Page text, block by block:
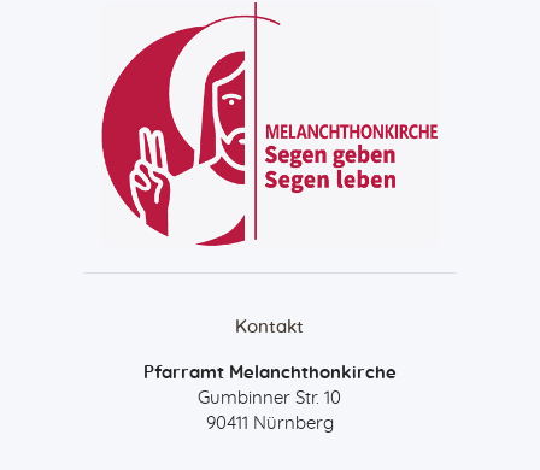
Kontakt
Pfarramt Melanchthonkirche
Gumbinner Str. 10
90411 Nürnberg